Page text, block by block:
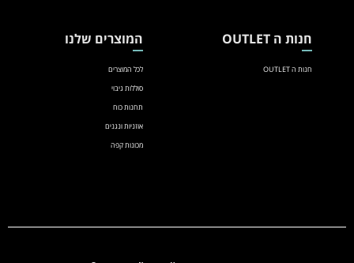
חנות ה OUTLET
חנות ה OUTLET
המוצרים שלנו
לכל המוצרים
סוללות גיבוי
תחנות כוח
אוזניות ונגנים
מכונות קפה